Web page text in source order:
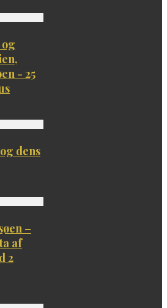
- 25
dens
–
af
2